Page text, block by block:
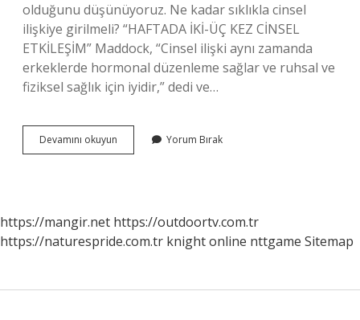
olduğunu düşünüyoruz. Ne kadar sıklıkla cinsel
ilişkiye girilmeli? “HAFTADA İKİ-ÜÇ KEZ CİNSEL
ETKİLEŞİM” Maddock, “Cinsel ilişki aynı zamanda
erkeklerde hormonal düzenleme sağlar ve ruhsal ve
fiziksel sağlık için iyidir,” dedi ve…
Devamını okuyun
Kere
Yorum Bırak
https://mangir.net https://outdoortv.com.tr
https://naturespride.com.tr knight online nttgame Sitemap